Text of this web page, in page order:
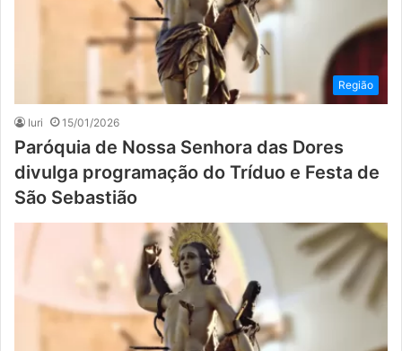
Região
Iuri 15/01/2026
Paróquia de Nossa Senhora das Dores
divulga programação do Tríduo e Festa de
São Sebastião